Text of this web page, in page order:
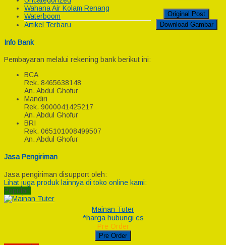
Wahana Air Kolam Renang
Waterboom
Artikel Terbaru
Info Bank
Pembayaran melalui rekening bank berikut ini:
BCA
Rek. 8465638148
An. Abdul Ghofur
Mandiri
Rek. 9000041425217
An. Abdul Ghofur
BRI
Rek. 065101008499507
An. Abdul Ghofur
Jasa Pengiriman
Jasa pengiriman disupport oleh:
Original Post
Download Gambar
Lihat juga produk lainnya di toko online kami:
Popular!
Mainan Tuter
*harga hubungi cs
Pre Order
Pre Order